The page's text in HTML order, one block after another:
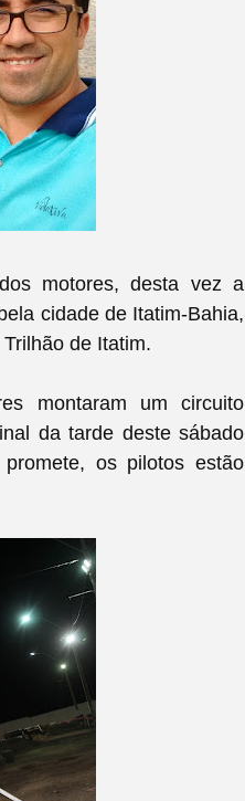
motores, desta vez a
cidade de Itatim-Bahia,
de Itatim.
montaram um circuito
da tarde deste sábado
os pilotos estão